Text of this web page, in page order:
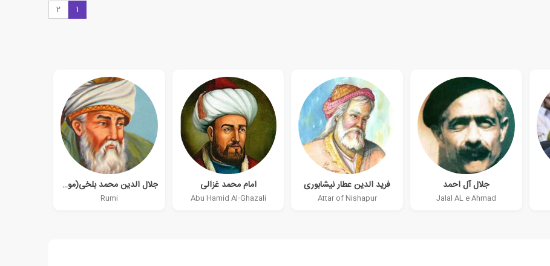
1
2
جلال آل احمد
Jalal AL e Ahmad
فرید الدین عطار نیشابوری
Attar of Nishapur
امام محمد غزالی
Abu Hamid Al-Ghazali
جلال الدین محمد بلخی(مولانا)
Rumi